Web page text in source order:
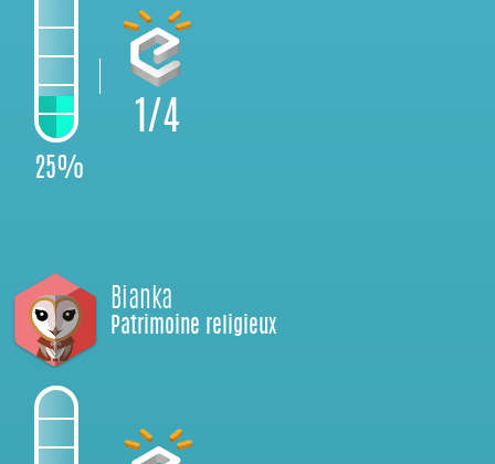
25%
1/4
Bianka
Patrimoine religieux